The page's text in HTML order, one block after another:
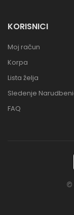
KORISNICI
Moj račun
Korpa
Lista želja
Sledenje
FAQ
©